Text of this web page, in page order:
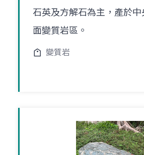
石英及方解石為主，產於
面變質岩區。
變質岩